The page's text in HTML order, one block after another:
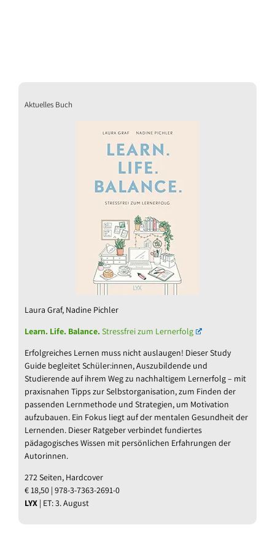
Aktuelles Buch
Laura Graf, Nadine Pichler
Learn. Life. Balance.Stressfrei zum Lernerfolg
Erfolgreiches Lernen muss nicht auslaugen! Dieser Study
Guide begleitet Schüler:innen, Auszubildende und
Studierende auf ihrem Weg zu nachhaltigem Lernerfolg – mit
praxisnahen Tipps zur Selbstorganisation, zum Finden der
passenden Lernmethode und Strategien, um Motivation
aufzubauen. Ein Fokus liegt auf der mentalen Gesundheit der
Lernenden. Dieser Ratgeber verbindet fundiertes
pädagogisches Wissen mit persönlichen Erfahrungen der
Autorinnen.
272 Seiten, Hardcover
€ 18,50 | 978-3-7363-2691-0
LYX | ET: 3. August